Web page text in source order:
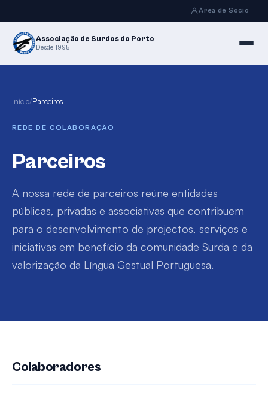
Área de Sócio
Associação de Surdos do Porto
Desde 1995
Início/Parceiros
REDE DE COLABORAÇÃO
Parceiros
A nossa rede de parceiros reúne entidades
públicas, privadas e associativas que contribuem
para o desenvolvimento de projectos, serviços e
iniciativas em benefício da comunidade Surda e da
valorização da Língua Gestual Portuguesa.
Colaboradores